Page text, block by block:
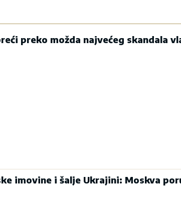
preko možda najvećeg skandala
imovine i šalje Ukrajini: Moskva